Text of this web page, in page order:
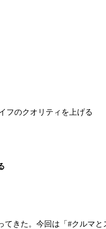
フのクオリティを上げる
きた。今回は「#クルマ